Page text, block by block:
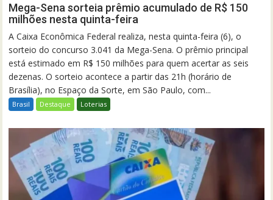
Mega-Sena sorteia prêmio acumulado de R$ 150
milhões nesta quinta-feira
A Caixa Econômica Federal realiza, nesta quinta-feira (6), o
sorteio do concurso 3.041 da Mega-Sena. O prêmio principal
está estimado em R$ 150 milhões para quem acertar as seis
dezenas. O sorteio acontece a partir das 21h (horário de
Brasília), no Espaço da Sorte, em São Paulo, com...
Brasil Destaque Loterias